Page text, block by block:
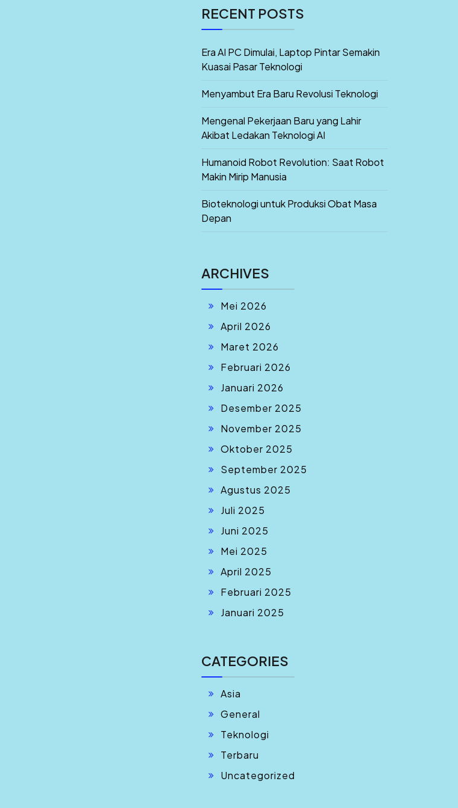
RECENT POSTS
Era AI PC Dimulai, Laptop Pintar Semakin
Kuasai Pasar Teknologi
Menyambut Era Baru Revolusi Teknologi
Mengenal Pekerjaan Baru yang Lahir
Akibat Ledakan Teknologi AI
Humanoid Robot Revolution: Saat Robot
Makin Mirip Manusia
Bioteknologi untuk Produksi Obat Masa
Depan
ARCHIVES
Mei 2026
April 2026
Maret 2026
Februari 2026
Januari 2026
Desember 2025
November 2025
Oktober 2025
September 2025
Agustus 2025
Juli 2025
Juni 2025
Mei 2025
April 2025
Februari 2025
Januari 2025
CATEGORIES
Asia
General
Teknologi
Terbaru
Uncategorized